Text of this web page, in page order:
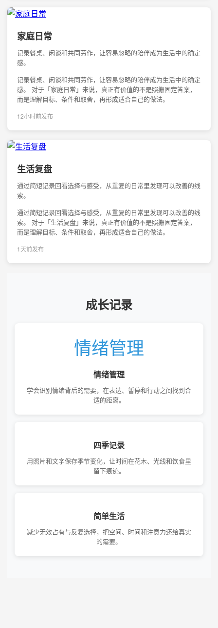
家庭日常
记录餐桌、闲谈和共同劳作，让容易忽略的陪伴成为生活中的确定
感。
记录餐桌、闲谈和共同劳作，让容易忽略的陪伴成为生活中的确定
感。 对于「家庭日常」来说，真正有价值的不是照搬固定答案，
而是理解目标、条件和取舍，再形成适合自己的做法。
12小时前发布
生活复盘
通过简短记录回看选择与感受，从重复的日常里发现可以改善的线
索。
通过简短记录回看选择与感受，从重复的日常里发现可以改善的线
索。 对于「生活复盘」来说，真正有价值的不是照搬固定答案，
而是理解目标、条件和取舍，再形成适合自己的做法。
1天前发布
成长记录
情绪管理
情绪管理
学会识别情绪背后的需要，在表达、暂停和行动之间找到合
适的距离。
四季记录
用照片和文字保存季节变化，让时间在花木、光线和饮食里
留下痕迹。
简单生活
减少无效占有与反复选择，把空间、时间和注意力还给真实
的需要。